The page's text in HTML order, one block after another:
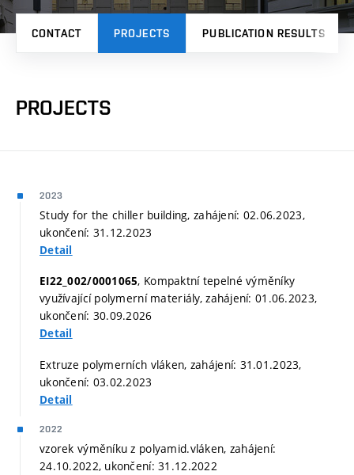
CONTACT PROJECTS PUBLICATION RESULTS
PROJECTS
2023
Study for the chiller building, zahájení: 02.06.2023,
ukončení: 31.12.2023
Detail
EI22_002/0001065, Kompaktní tepelné výměníky
využívající polymerní materiály, zahájení: 01.06.2023,
ukončení: 30.09.2026
Detail
Extruze polymerních vláken, zahájení: 31.01.2023,
ukončení: 03.02.2023
Detail
2022
vzorek výměníku z polyamid.vláken, zahájení:
24.10.2022, ukončení: 31.12.2022